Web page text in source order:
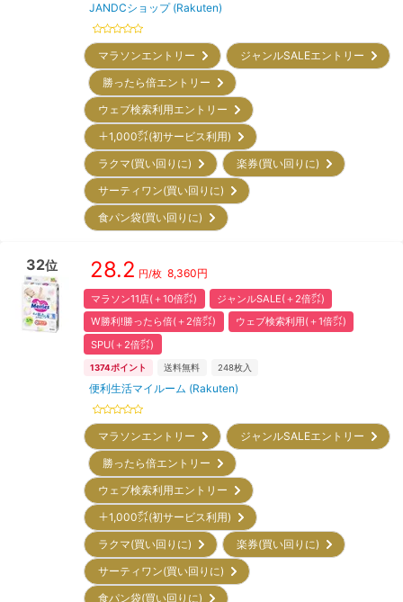
JANDCショップ (Rakuten)
マラソンエントリー
ジャンルSALEエントリー
勝ったら倍エントリー
ウェブ検索利用エントリー
＋1,000㌽(初サービス利用)
ラクマ(買い回りに)
楽券(買い回りに)
サーティワン(買い回りに)
食パン袋(買い回りに)
32位 28.2 円/枚 8,360円
マラソン11店(＋10倍㌽)
ジャンルSALE(＋2倍㌽)
W勝利!勝ったら倍(＋2倍㌽)
ウェブ検索利用(＋1倍㌽)
SPU(＋2倍㌽)
1374ポイント 送料無料 248枚入
便利生活マイルーム (Rakuten)
マラソンエントリー
ジャンルSALEエントリー
勝ったら倍エントリー
ウェブ検索利用エントリー
＋1,000㌽(初サービス利用)
ラクマ(買い回りに)
楽券(買い回りに)
サーティワン(買い回りに)
食パン袋(買い回りに)